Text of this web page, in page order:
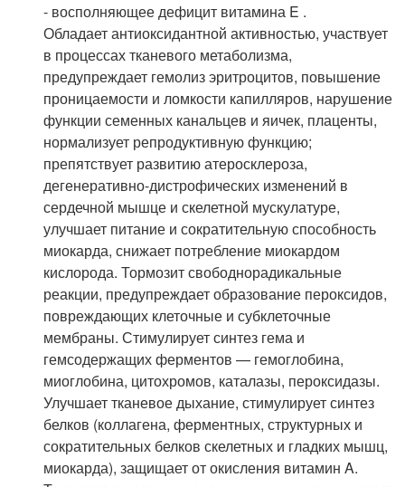
- восполняющее дефицит витамина E .
Обладает антиоксидантной активностью, участвует
в процессах тканевого метаболизма,
предупреждает гемолиз эритроцитов, повышение
проницаемости и ломкости капилляров, нарушение
функции семенных канальцев и яичек, плаценты,
нормализует репродуктивную функцию;
препятствует развитию атеросклероза,
дегенеративно-дистрофических изменений в
сердечной мышце и скелетной мускулатуре,
улучшает питание и сократительную способность
миокарда, снижает потребление миокардом
кислорода. Тормозит свободнорадикальные
реакции, предупреждает образование пероксидов,
повреждающих клеточные и субклеточные
мембраны. Стимулирует синтез гема и
гемсодержащих ферментов — гемоглобина,
миоглобина, цитохромов, каталазы, пероксидазы.
Улучшает тканевое дыхание, стимулирует синтез
белков (коллагена, ферментных, структурных и
сократительных белков скелетных и гладких мышц,
миокарда), защищает от окисления витамин A.